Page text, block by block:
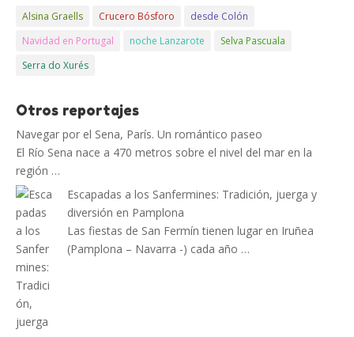
Alsina Graells Crucero Bósforo
desde Colón
Navidad en Portugal
noche Lanzarote
Selva Pascuala
Serra do Xurés
Otros reportajes
Navegar por el Sena, París. Un romántico paseo
El Río Sena nace a 470 metros sobre el nivel del mar en la
región …
Escapadas a los Sanfermines: Tradición, juerga y
diversión en Pamplona
Las fiestas de San Fermín tienen lugar en Iruñea
(Pamplona – Navarra -) cada año …